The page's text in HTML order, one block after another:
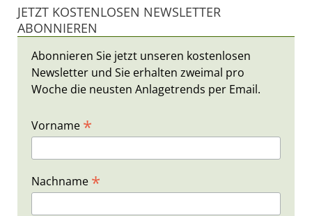
JETZT KOSTENLOSEN NEWSLETTER
ABONNIEREN
Abonnieren Sie jetzt unseren kostenlosen
Newsletter und Sie erhalten zweimal pro
Woche die neusten Anlagetrends per Email.
Vorname *
Nachname *